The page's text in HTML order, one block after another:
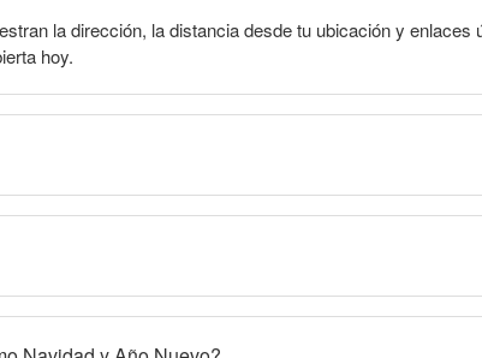
la dirección, la distancia desde tu ubicación y enlaces
hoy.